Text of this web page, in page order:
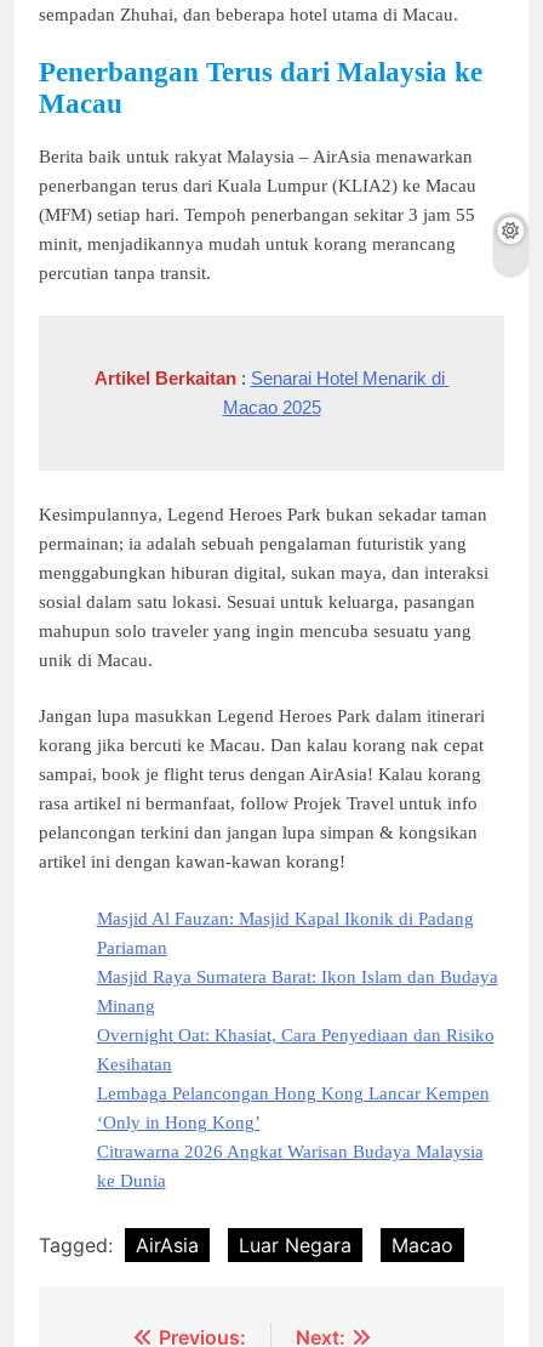
sempadan Zhuhai, dan beberapa hotel utama di Macau.
Penerbangan Terus dari Malaysia ke
Macau
Berita baik untuk rakyat Malaysia – AirAsia menawarkan
penerbangan terus dari Kuala Lumpur (KLIA2) ke Macau
(MFM) setiap hari. Tempoh penerbangan sekitar 3 jam 55
minit, menjadikannya mudah untuk korang merancang
percutian tanpa transit.
Artikel Berkaitan : Senarai Hotel Menarik di
Macao 2025
Kesimpulannya, Legend Heroes Park bukan sekadar taman
permainan; ia adalah sebuah pengalaman futuristik yang
menggabungkan hiburan digital, sukan maya, dan interaksi
sosial dalam satu lokasi. Sesuai untuk keluarga, pasangan
mahupun solo traveler yang ingin mencuba sesuatu yang
unik di Macau.
Jangan lupa masukkan Legend Heroes Park dalam itinerari
korang jika bercuti ke Macau. Dan kalau korang nak cepat
sampai, book je flight terus dengan AirAsia! Kalau korang
rasa artikel ni bermanfaat, follow Projek Travel untuk info
pelancongan terkini dan jangan lupa simpan & kongsikan
artikel ini dengan kawan-kawan korang!
Masjid Al Fauzan: Masjid Kapal Ikonik di Padang
Pariaman
Masjid Raya Sumatera Barat: Ikon Islam dan Budaya
Minang
Overnight Oat: Khasiat, Cara Penyediaan dan Risiko
Kesihatan
Lembaga Pelancongan Hong Kong Lancar Kempen
‘Only in Hong Kong’
Citrawarna 2026 Angkat Warisan Budaya Malaysia
ke Dunia
Tagged: AirAsia Luar Negara Macao
Previous:
Next: